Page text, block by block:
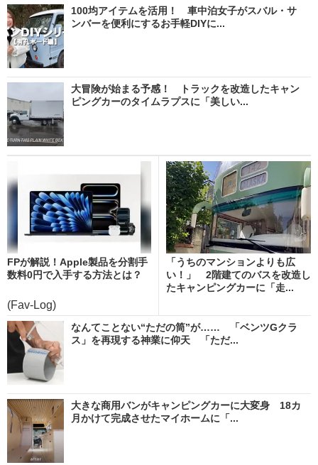
100均アイテムを活用！ 車中泊女子がスバル・サ
ンバーを便利にするお手軽DIYに...
大冒険が始まる予感！ トラックを改造したキャン
ピングカーのタイムラプスに「美しい...
FPが解説！Apple製品を分割手
数料0円で入手する方法とは？
(Fav-Log)
「うちのマンションよりも広
い！」 2階建てのバスを改造し
たキャンピングカーに「走...
なんてことない“ただの筒”が…… 「ベンツGクラ
ス」を再現する神業に仰天 「ただ...
大きな商用バンがキャンピングカーに大変身 18カ
月かけて完成させたマイホームに「...